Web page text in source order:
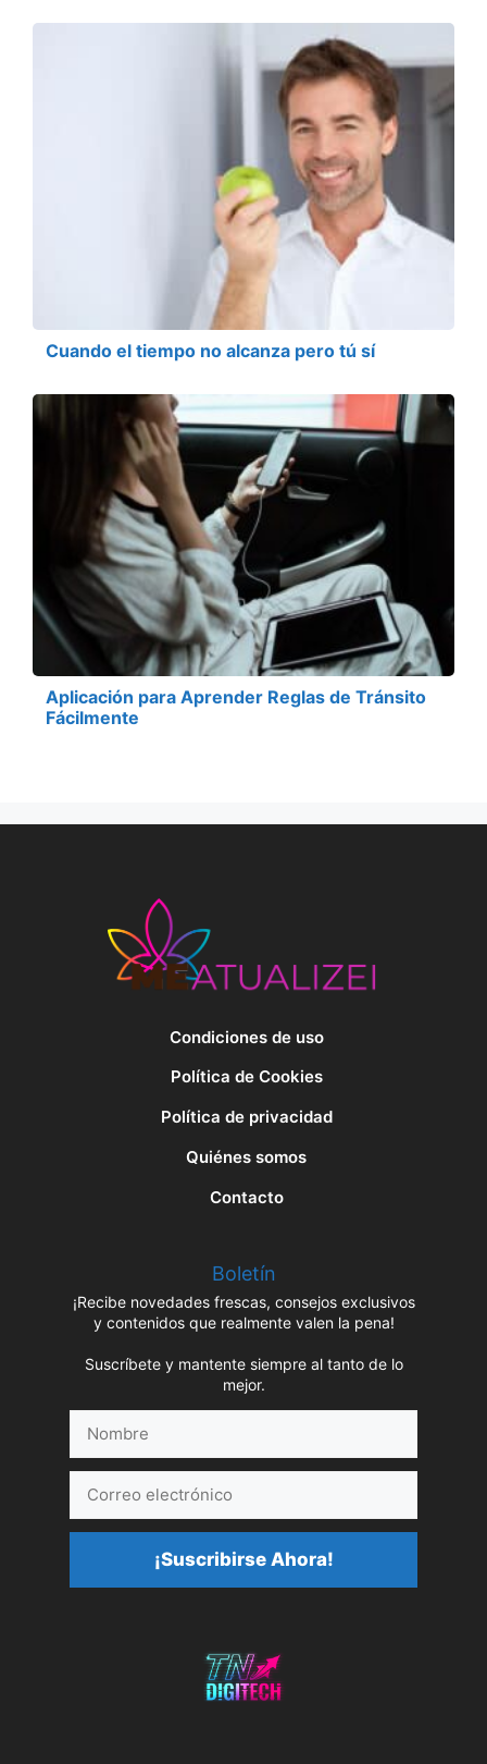
Cuando el tiempo no alcanza pero tú sí
Aplicación para Aprender Reglas de Tránsito
Fácilmente
Condiciones de uso
Política de Cookies
Política de privacidad
Quiénes somos
Contacto
Boletín
¡Recibe novedades frescas, consejos exclusivos
y contenidos que realmente valen la pena!
Suscríbete y mantente siempre al tanto de lo
mejor.
electrónico
¡Suscribirse Ahora!